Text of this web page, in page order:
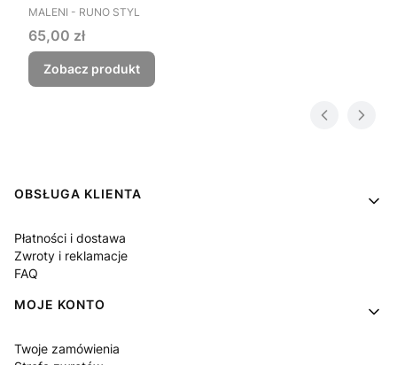
PRODUCENT
MALENI - RUNO STYL
Cena
65,00 zł
Zobacz produkt
Linki w stopce
OBSŁUGA KLIENTA
Płatności i dostawa
Zwroty i reklamacje
FAQ
MOJE KONTO
Twoje zamówienia